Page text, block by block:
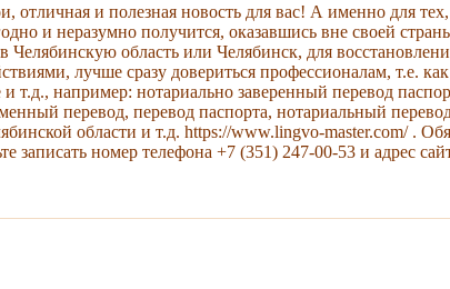
отличная и полезная новость для вас! А именно для
и неразумно получится, оказавшись вне своей
Челябинскую область или Челябинск, для
лучше сразу довериться профессионалам, т.е.
т.д., например: нотариально заверенный перевод
перевод, перевод паспорта, нотариальный
области и т.д. https://www.lingvo-master.com/ .
записать номер телефона +7 (351) 247-00-53 и адрес